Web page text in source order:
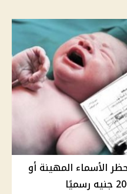
الأسماء المهينة أو